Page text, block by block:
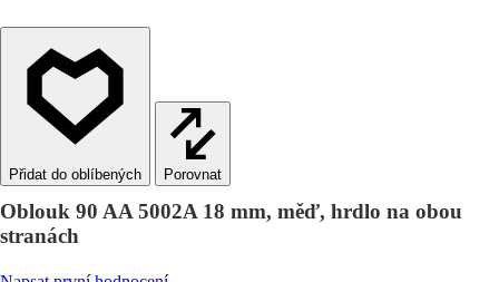
Porovnat
Oblouk 90 AA 5002A 18 mm, měď, hrdlo na obou
stranách